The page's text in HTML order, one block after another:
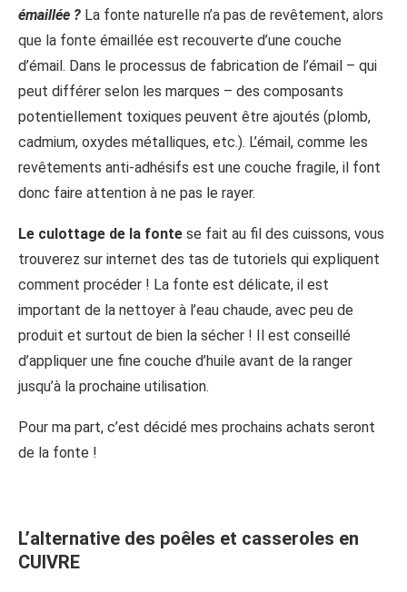
émaillée ? La fonte naturelle n’a pas de revêtement, alors
que la fonte émaillée est recouverte d’une couche
d’émail. Dans le processus de fabrication de l’émail – qui
peut différer selon les marques – des composants
potentiellement toxiques peuvent être ajoutés (plomb,
cadmium, oxydes métalliques, etc.). L’émail, comme les
revêtements anti-adhésifs est une couche fragile, il font
donc faire attention à ne pas le rayer.
Le culottage de la fonte se fait au fil des cuissons, vous
trouverez sur internet des tas de tutoriels qui expliquent
comment procéder ! La fonte est délicate, il est
important de la nettoyer à l’eau chaude, avec peu de
produit et surtout de bien la sécher ! Il est conseillé
d’appliquer une fine couche d’huile avant de la ranger
jusqu’à la prochaine utilisation.
Pour ma part, c’est décidé mes prochains achats seront
de la fonte !
L’alternative des poêles et casseroles en
CUIVRE